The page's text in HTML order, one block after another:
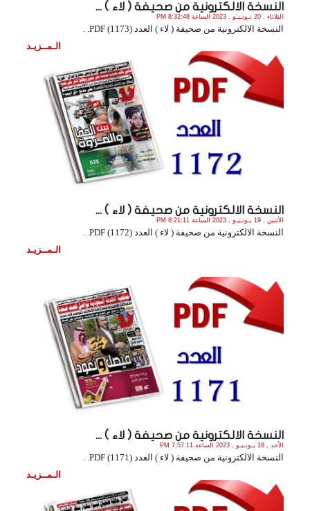
النسخة الالكترونية من صحيفة ( لاء ) ...
الثلاثاء , 20 يـونـيـو , 2023 الساعة 8:32:48 PM
النسخة الالكترونية من صحيفة ( لاء ) العدد (1173) PDF. .
الـمــزيـد
النسخة الالكترونية من صحيفة ( لاء ) ...
الأثنين , 19 يـونـيـو , 2023 الساعة 8:21:11 PM
النسخة الالكترونية من صحيفة ( لاء ) العدد (1172) PDF. .
الـمــزيـد
النسخة الالكترونية من صحيفة ( لاء ) ...
الأحد , 18 يـونـيـو , 2023 الساعة 7:57:11 PM
النسخة الالكترونية من صحيفة ( لاء ) العدد (1171) PDF. .
الـمــزيـد